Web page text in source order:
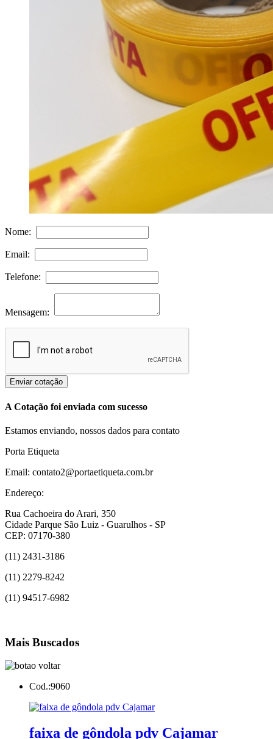
Nome:
Email:
Telefone:
Mensagem:
Enviar cotação
A Cotação foi enviada com sucesso
Estamos enviando, nossos dados para contato
Porta Etiqueta
Email: contato2@portaetiqueta.com.br
Endereço:
Rua Cachoeira do Arari, 350
Cidade Parque São Luiz - Guarulhos - SP
CEP: 07170-380
(11) 2431-3186
(11) 2279-8242
(11) 94517-6982
Mais Buscados
Cod.:9060
faixa de gôndola pdv Cajamar